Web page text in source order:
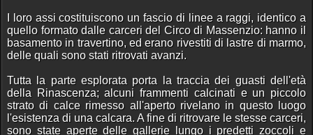
I loro assi costituiscono un fascio di linee a raggi, identico a
quello formato dalle carceri del Circo di Massenzio: hanno il
basamento in travertino, ed erano rivestiti di lastre di marmo,
delle quali sono stati ritrovati avanzi.
Tutta la parte esplorata porta la traccia dei guasti dell'età
della Rinascenza; alcuni frammenti calcinati e un piccolo
strato di calce rimesso all'aperto rivelano in questo luogo
l'esistenza di una calcara. A fine di ritrovare le stesse carceri,
sono state aperte delle gallerie lungo i predetti zoccoli e